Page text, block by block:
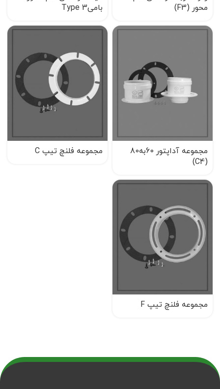
محور (F3)
بامیType 3
مجموعه آداپتور 60به80
(C4)
مجموعه فلنچ تیپ C
مجموعه فلنچ تیپ F